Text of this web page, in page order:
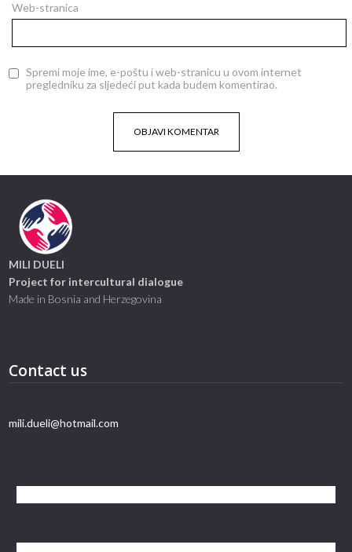
Web-stranica
Spremi moje ime, e-poštu i web-stranicu u ovom internet
pregledniku za sljedeći put kada budem komentirao.
MILI DUELI
Project for intercultural dialogue
Made in Bosnia and Herzegovina
Contact us
mili.dueli@hotmail.com